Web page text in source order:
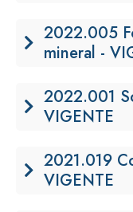
2022.005
mineral -
2022.001
VIGENTE
2021.019
VIGENTE